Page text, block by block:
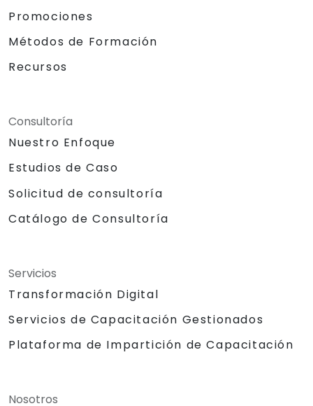
Promociones
Métodos de Formación
Recursos
Consultoría
Nuestro Enfoque
Estudios de Caso
Solicitud de consultoría
Catálogo de Consultoría
Servicios
Transformación Digital
Servicios de Capacitación Gestionados
Plataforma de Impartición de Capacitación
Nosotros